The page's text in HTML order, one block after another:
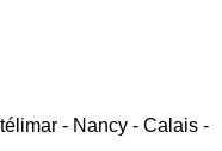
- Nancy - Calais -